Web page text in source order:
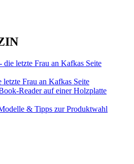
Frau an Kafkas Seite
& Tipps zur Produktwahl